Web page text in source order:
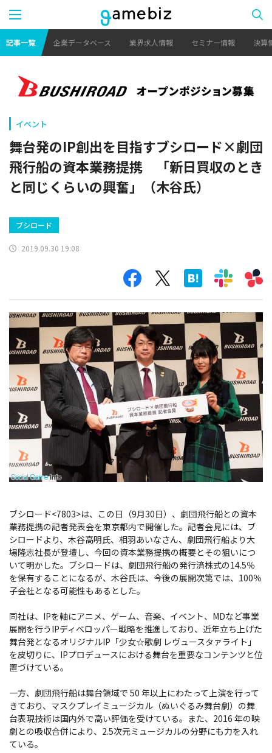
記事一覧 企業データベース 業界求人情報 セミナー情報 決算
イベント
舞台発のIP創出を目指すブシロード×劇団
飛行船の資本業務提携 「新日買収のとき
と同じくらいの興奮」（木谷氏）
ブシロード
2019.09.30 19:08
ブシロード<7803>は、この日（9月30日）、劇団飛行船との資本
業務提携の記者発表会を東京都内で開催した。記者会見には、ブ
シロードより、木谷高明氏、相羽あいなさん、劇団飛行船より大
場隆志社長が登壇し、今回の資本業務提携の概要とその狙いにつ
いて明かした。ブシロードは、劇団飛行船の発行済株式の14.5％
を保有することになるが、木谷氏は、今後の展開次第では、100％
子会社となる可能性もあるとした。
同社は、IPを軸にアニメ、ゲーム、音楽、イベント、MDなど事業
展開を行うIPディベロッパー戦略を推進しており、近年立ち上げた
舞台発となるオリジナルIP「少女☆歌劇 レヴュースタァライト」
を皮切りに、IPプロデュースにおける舞台を重要なコンテンツと位
置づけている。
一方、劇団飛行船は舞台領域で 50 年以上にわたって上演を行って
きており、マスクプレイミュージカル（ぬいぐるみ舞台劇）の舞
台表現技術は国内外で高い評価を受けている。また、2016 年の映
劇との吸収合併により、2.5次元ミュージカルの分野にも力を入れ
ている。